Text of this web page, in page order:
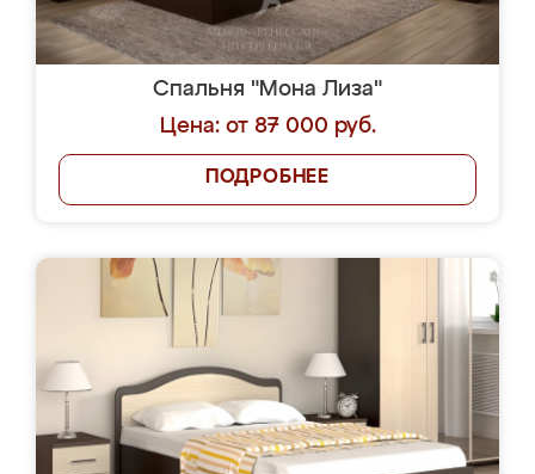
Спальня "Мона Лиза"
Цена: от 87 000 руб.
ПОДРОБНЕЕ